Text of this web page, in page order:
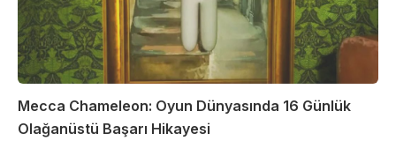
Mecca Chameleon: Oyun Dünyasında 16 Günlük
Olağanüstü Başarı Hikayesi